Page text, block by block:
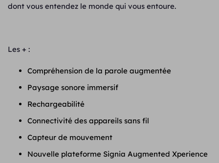
dont vous entendez le monde qui vous entoure.
Les + :
Compréhension de la parole augmentée
Paysage sonore immersif
Rechargeabilité
Connectivité des appareils sans fil
Capteur de mouvement
Nouvelle plateforme Signia Augmented Xperience